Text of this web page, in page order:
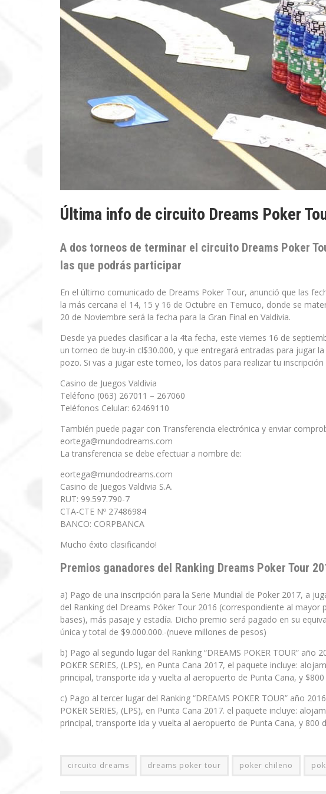
Última info de circuito Dreams Poker
A dos torneos de terminar el circuito Dreams Poker
las que podrás participar
En el último comunicado de Dreams Poker Tour, anunció que las
la más cercana el 14, 15 y 16 de Octubre en Temuco, donde se
20 de Noviembre será la fecha para la Gran Final en Valdivia.
Desde ya puedes clasificar a la 4ta fecha, este viernes 16 de
un torneo de buy-in cl$30.000, y que entregará entradas para jugar
pozo. Si vas a jugar este torneo, los datos para realizar tu
Casino de Juegos Valdivia
Teléfono (063) 267011 – 267060
Teléfonos Celular: 62469110
También puede pagar con Transferencia electrónica y enviar
eortega@mundodreams.com
La transferencia se debe efectuar a nombre de:
eortega@mundodreams.com
Casino de Juegos Valdivia S.A.
RUT: 99.597.790-7
CTA-CTE Nº 27486984
BANCO: CORPBANCA
Mucho éxito clasificando!
Premios ganadores del Ranking Dreams Poker Tour
a) Pago de una inscripción para la Serie Mundial de Poker 2017, a
del Ranking del Dreams Póker Tour 2016 (correspondiente al mayor
bases), más pasaje y estadía. Dicho premio será pagado en su
única y total de $9.000.000.-(nueve millones de pesos)
b) Pago al segundo lugar del Ranking “DREAMS POKER TOUR”
POKER SERIES, (LPS), en Punta Cana 2017, el paquete incluye:
principal, transporte ida y vuelta al aeropuerto de Punta Cana, y
c) Pago al tercer lugar del Ranking “DREAMS POKER TOUR” año
POKER SERIES, (LPS), en Punta Cana 2017. el paquete incluye:
principal, transporte ida y vuelta al aeropuerto de Punta Cana, y 800
circuito dreams dreams poker tour poker chileno